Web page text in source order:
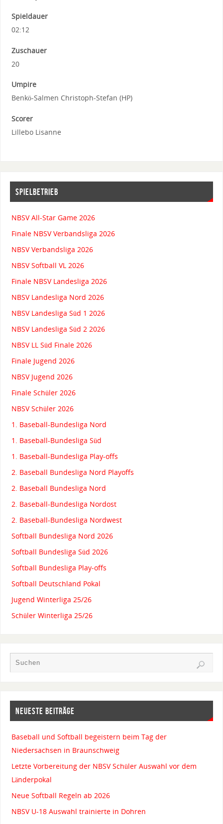
Spieldauer
02:12
Zuschauer
20
Umpire
Benkö-Salmen Christoph-Stefan (HP)
Scorer
Lillebo Lisanne
SPIELBETRIEB
NBSV All-Star Game 2026
Finale NBSV Verbandsliga 2026
NBSV Verbandsliga 2026
NBSV Softball VL 2026
Finale NBSV Landesliga 2026
NBSV Landesliga Nord 2026
NBSV Landesliga Süd 1 2026
NBSV Landesliga Süd 2 2026
NBSV LL Süd Finale 2026
Finale Jugend 2026
NBSV Jugend 2026
Finale Schüler 2026
NBSV Schüler 2026
1. Baseball-Bundesliga Nord
1. Baseball-Bundesliga Süd
1. Baseball-Bundesliga Play-offs
2. Baseball Bundesliga Nord Playoffs
2. Baseball Bundesliga Nord
2. Baseball-Bundesliga Nordost
2. Baseball-Bundesliga Nordwest
Softball Bundesliga Nord 2026
Softball Bundesliga Süd 2026
Softball Bundesliga Play-offs
Softball Deutschland Pokal
Jugend Winterliga 25/26
Schüler Winterliga 25/26
NEUESTE BEITRÄGE
Baseball und Softball begeistern beim Tag der
Niedersachsen in Braunschweig
Letzte Vorbereitung der NBSV Schüler Auswahl vor dem
Länderpokal
Neue Softball Regeln ab 2026
NBSV U-18 Auswahl trainierte in Dohren